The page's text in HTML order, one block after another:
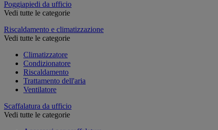
Poggiapiedi da ufficio
Vedi tutte le categorie
Riscaldamento e climatizzazione
Vedi tutte le categorie
Climatizzatore
Condizionatore
Riscaldamento
Trattamento dell'aria
Ventilatore
Scaffalatura da ufficio
Vedi tutte le categorie